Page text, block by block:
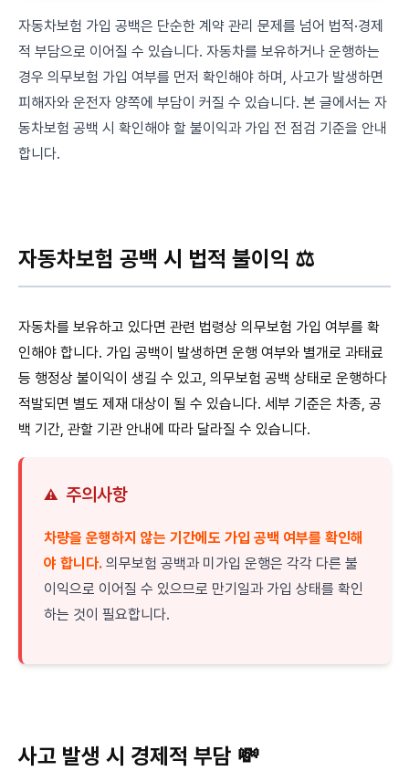
자동차보험 가입 공백은 단순한 계약 관리 문제를 넘어 법적·경제
적 부담으로 이어질 수 있습니다. 자동차를 보유하거나 운행하는
경우 의무보험 가입 여부를 먼저 확인해야 하며, 사고가 발생하면
피해자와 운전자 양쪽에 부담이 커질 수 있습니다. 본 글에서는 자
동차보험 공백 시 확인해야 할 불이익과 가입 전 점검 기준을 안내
합니다.
자동차보험 공백 시 법적 불이익 ⚖️
자동차를 보유하고 있다면 관련 법령상 의무보험 가입 여부를 확
인해야 합니다. 가입 공백이 발생하면 운행 여부와 별개로 과태료
등 행정상 불이익이 생길 수 있고, 의무보험 공백 상태로 운행하다
적발되면 별도 제재 대상이 될 수 있습니다. 세부 기준은 차종, 공
백 기간, 관할 기관 안내에 따라 달라질 수 있습니다.
⚠️ 주의사항
차량을 운행하지 않는 기간에도 가입 공백 여부를 확인해
야 합니다. 의무보험 공백과 미가입 운행은 각각 다른 불
이익으로 이어질 수 있으므로 만기일과 가입 상태를 확인
하는 것이 필요합니다.
사고 발생 시 경제적 부담 💸